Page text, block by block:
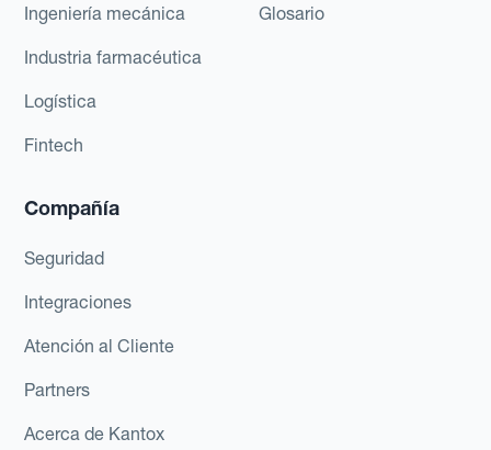
Ingeniería mecánica
Industria farmacéutica
Logística
Fintech
Glosario
Compañía
Seguridad
Integraciones
Atención al Cliente
Partners
Acerca de Kantox